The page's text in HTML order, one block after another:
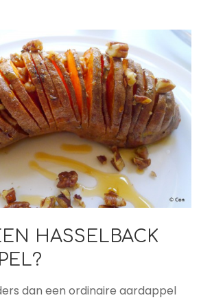
HASSELBACK
dan een ordinaire aardappel